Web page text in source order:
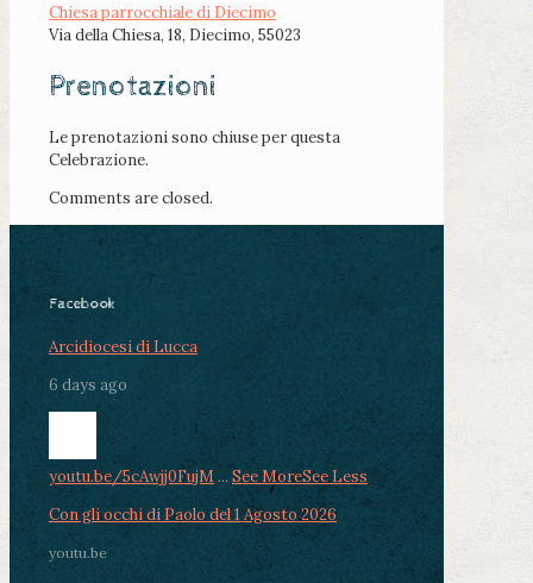
Chiesa parrocchiale di Diecimo
Via della Chiesa, 18, Diecimo, 55023
Prenotazioni
Le prenotazioni sono chiuse per questa
Celebrazione.
Comments are closed.
Facebook
Arcidiocesi di Lucca
6 days ago
youtu.be/5cAwjj0FujM ... See MoreSee Less
Con gli occhi di Paolo del 1 Agosto 2026
youtu.be